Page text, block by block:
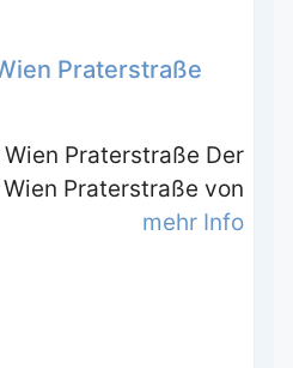
Praterstraße
Praterstraße Der
Praterstraße von
mehr Info